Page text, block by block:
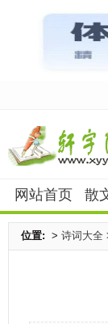
网站首页 散
位置: > 诗词大全